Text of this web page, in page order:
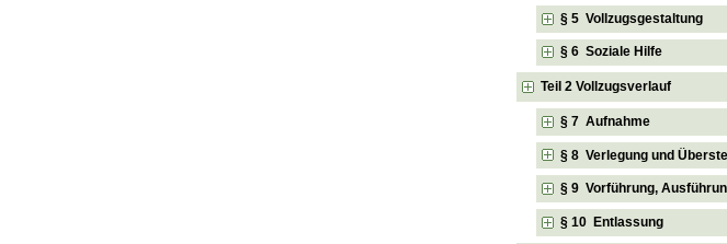
§ 5 Vollzugsgestaltung
§ 6 Soziale Hilfe
Teil 2 Vollzugsverlauf
§ 7 Aufnahme
§ 8 Verlegung und
§ 9 Vorführung,
§ 10 Entlassung